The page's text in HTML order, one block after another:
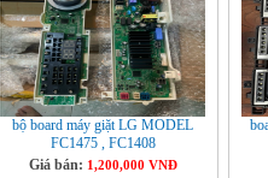
bộ board máy giặt LG MODEL
FC1475 , FC1408
Giá bán: 1,200,000 VNĐ